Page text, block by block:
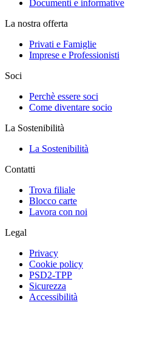
Documenti e informative
La nostra offerta
Privati e Famiglie
Imprese e Professionisti
Soci
Perchè essere soci
Come diventare socio
La Sostenibilità
La Sostenibilità
Contatti
Trova filiale
Blocco carte
Lavora con noi
Legal
Privacy
Cookie policy
PSD2-TPP
Sicurezza
Accessibilità